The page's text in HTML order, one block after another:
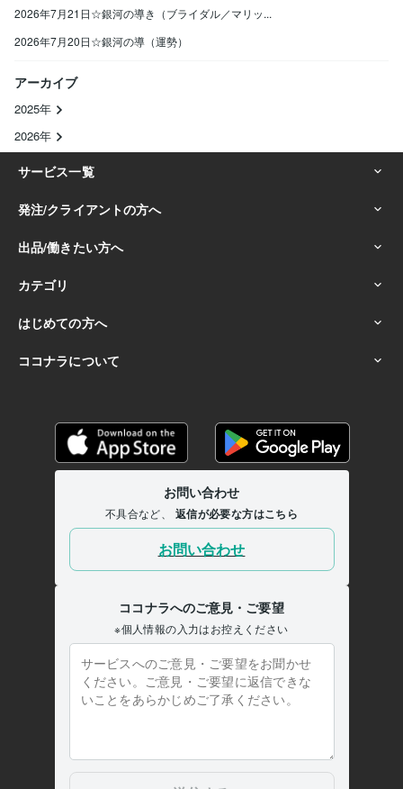
2026年7月21日☆銀河の導き（ブライダル／マリッ...
2026年7月20日☆銀河の導（運勢）
アーカイブ
2025年
2026年